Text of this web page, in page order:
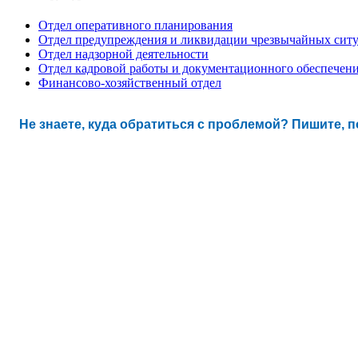
Отдел оперативного планирования
Отдел предупреждения и ликвидации чрезвычайных
Отдел надзорной деятельности
Отдел кадровой работы и документационного
Финансово-хозяйственный отдел
Не знаете, куда обратиться с проблемой? Пишите,